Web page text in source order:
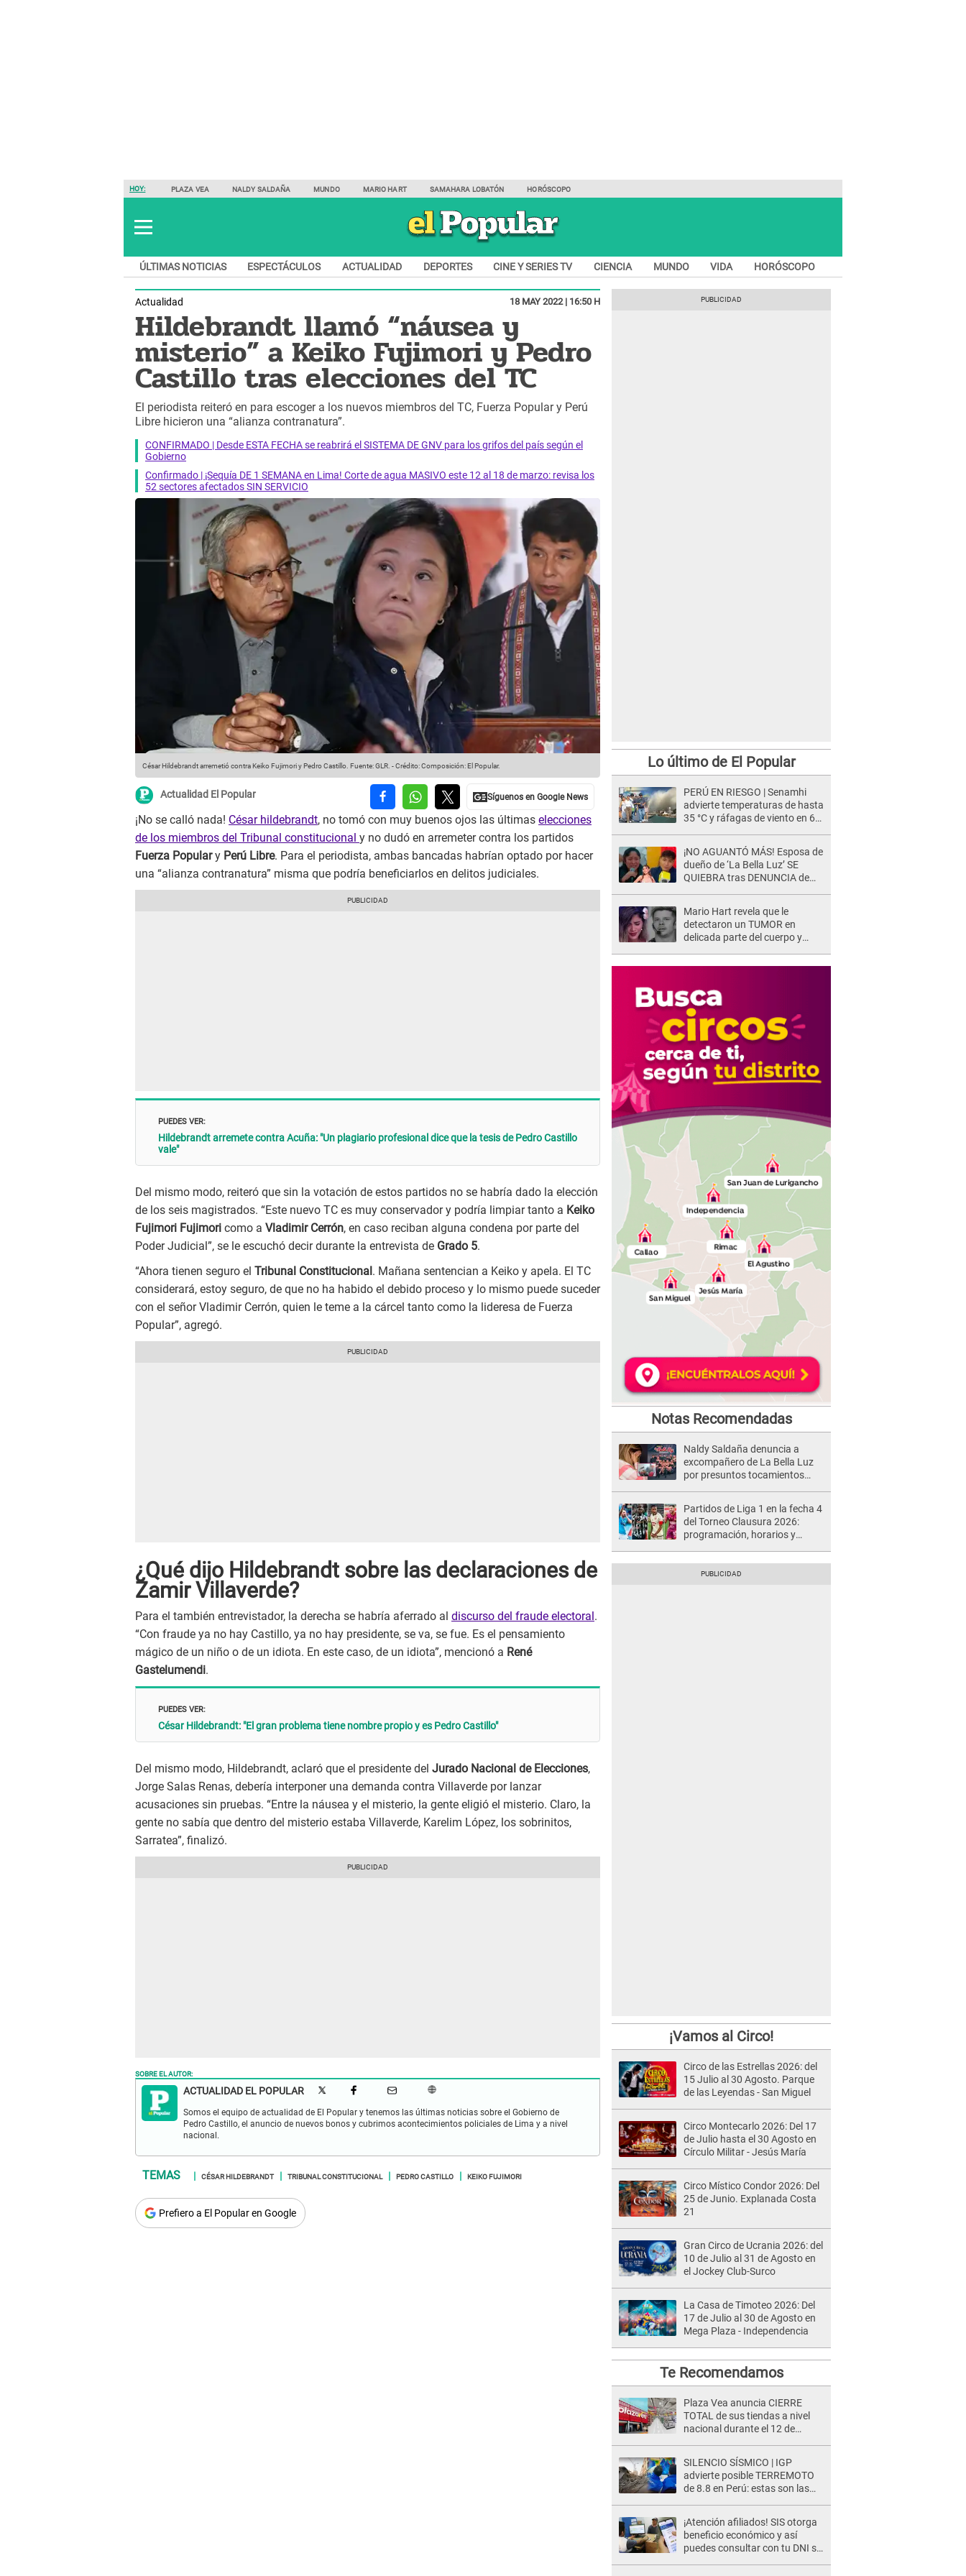
HOY: PLAZA VEA NALDY SALDAÑA MUNDO MARIO HART SAMAHARA LOBATÓN HORÓSCOPO
ÚLTIMAS NOTICIAS ESPECTÁCULOS ACTUALIDAD DEPORTES CINE Y SERIES TV CIENCIA MUNDO VIDA HORÓSCOPO
Actualidad 18 MAY 2022 | 16:50 H
Hildebrandt llamó “náusea y
misterio” a Keiko Fujimori y Pedro
Castillo tras elecciones del TC
El periodista reiteró en para escoger a los nuevos miembros del TC, Fuerza Popular y Perú
Libre hicieron una “alianza contranatura”.
CONFIRMADO | Desde ESTA FECHA se reabrirá el SISTEMA DE GNV para los grifos del país según el
Gobierno
Confirmado | ¡Sequía DE 1 SEMANA en Lima! Corte de agua MASIVO este 12 al 18 de marzo: revisa los
52 sectores afectados SIN SERVICIO
César Hildebrandt arremetió contra Keiko Fujimori y Pedro Castillo. Fuente: GLR. -Crédito: Composición: El Popular.
Actualidad El Popular
¡No se calló nada! César hildebrandt, no tomó con muy buenos ojos las últimas elecciones
de los miembros del Tribunal constitucional y no dudó en arremeter contra los partidos
Fuerza Populary Perú Libre. Para el periodista, ambas bancadas habrían optado por hacer
una “alianza contranatura” misma que podría beneficiarlos en delitos judiciales.
PUEDES VER:
Hildebrandt arremete contra Acuña: "Un plagiario profesional dice que la tesis de Pedro Castillo
vale"
Del mismo modo, reiteró que sin la votación de estos partidos no se habría dado la elección
de los seis magistrados. “Este nuevo TC es muy conservador y podría limpiar tanto a Keiko
Fujimori Fujimori como a Vladimir Cerrón, en caso reciban alguna condena por parte del
Poder Judicial”, se le escuchó decir durante la entrevista de Grado 5.
“Ahora tienen seguro el Tribunal Constitucional . Mañana sentencian a Keiko y apela. El TC
considerará, estoy seguro, de que no ha habido el debido proceso y lo mismo puede suceder
con el señor Vladimir Cerrón, quien le teme a la cárcel tanto como la lideresa de Fuerza
Popular”, agregó.
¿Qué dijo Hildebrandt sobre las declaraciones de
Zamir Villaverde?
Para el también entrevistador, la derecha se habría aferrado al discurso del fraude electoral .
“Con fraude ya no hay Castillo, ya no hay presidente, se va, se fue. Es el pensamiento
mágico de un niño o de un idiota. En este caso, de un idiota”, mencionó a René
Gastelumendi.
PUEDES VER:
César Hildebrandt: "El gran problema tiene nombre propio y es Pedro Castillo"
Del mismo modo, Hildebrandt, aclaró que el presidente del Jurado Nacional de Elecciones,
Jorge Salas Renas, debería interponer una demanda contra Villaverde por lanzar
acusaciones sin pruebas. “Entre la náusea y el misterio, la gente eligió el misterio. Claro, la
gente no sabía que dentro del misterio estaba Villaverde, Karelim López, los sobrinitos,
Sarratea”, finalizó.
SOBRE EL AUTOR:
ACTUALIDAD EL POPULAR
Somos el equipo de actualidad de El Popular y tenemos las últimas noticias sobre el Gobierno de
Pedro Castillo, el anuncio de nuevos bonos y cubrimos acontecimientos policiales de Lima y a nivel
nacional.
CÉSAR HILDEBRANDT TRIBUNAL CONSTITUCIONAL PEDRO CASTILLO KEIKO FUJIMORI
Prefiero a El Popular en Google
Lo último de El Popular
PERÚ EN RIESGO | Senamhi
advierte temperaturas de hasta
35 °C y ráfagas de viento en 6
¡NO AGUANTÓ MÁS! Esposa de
dueño de ‘La Bella Luz’ SE
QUIEBRA tras DENUNCIA de
Mario Hart revela que le
detectaron un TUMOR en
delicada parte del cuerpo y
Notas Recomendadas
Naldy Saldaña denuncia a
excompañero de La Bella Luz
por presuntos tocamientos
Partidos de Liga 1 en la fecha 4
del Torneo Clausura 2026:
programación, horarios y
¡Vamos al Circo!
Circo de las Estrellas 2026: del
15 Julio al 30 Agosto. Parque
de las Leyendas - San Miguel
Circo Montecarlo 2026: Del 17
de Julio hasta el 30 Agosto en
Círculo Militar - Jesús María
Circo Místico Condor 2026: Del
25 de Junio. Explanada Costa
21
Gran Circo de Ucrania 2026: del
10 de Julio al 31 de Agosto en
el Jockey Club-Surco
La Casa de Timoteo 2026: Del
17 de Julio al 30 de Agosto en
Mega Plaza - Independencia
Te Recomendamos
Plaza Vea anuncia CIERRE
TOTAL de sus tiendas a nivel
nacional durante el 12 de
SILENCIO SÍSMICO | IGP
advierte posible TERREMOTO
de 8.8 en Perú: estas son las
¡Atención afiliados! SIS otorga
beneficio económico y así
puedes consultar con tu DNI si